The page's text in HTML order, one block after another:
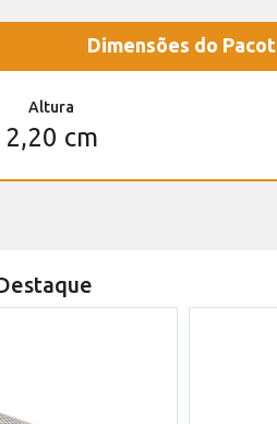
Dimensões do
Altura
2,20 cm